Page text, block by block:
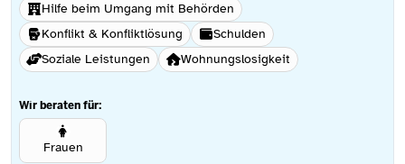
Hilfe beim Umgang mit Behörden
Konflikt & Konfliktlösung
Schulden
Soziale Leistungen
Wohnungslosigkeit
Wir beraten für:
Frauen